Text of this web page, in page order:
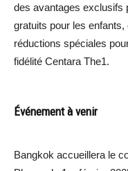
des avantages exclusifs
gratuits pour les
réductions spéciales
fidélité Centara The1.
Événement à venir
Bangkok accueillera le